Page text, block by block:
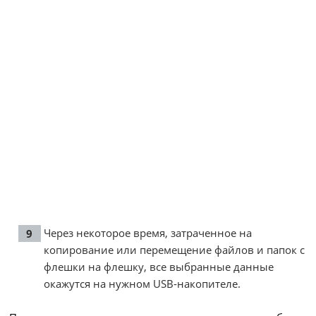
Через некоторое время, затраченное на
копирование или перемещение файлов и папок с
флешки на флешку, все выбранные данные
окажутся на нужном USB-накопителе.